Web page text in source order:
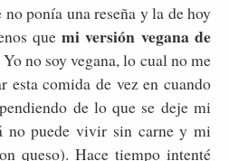
ponía una reseña y la de hoy
quemi versión vegana de
Yo no soy vegana, lo cual no me
esta comida de vez en cuando
de lo que se deje mi
no puede vivir sin carne y mi
queso). Hace tiempo intenté